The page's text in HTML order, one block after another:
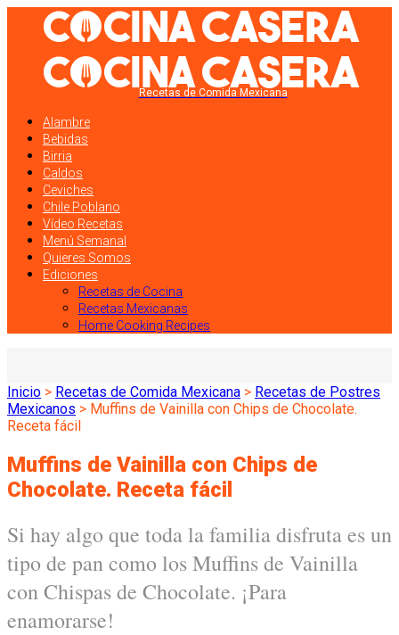
Recetas de Comida Mexicana
Alambre
Bebidas
Birria
Caldos
Ceviches
Chile Poblano
Vídeo Recetas
Menú Semanal
Quieres Somos
Ediciones
Recetas de Cocina
Recetas Mexicanas
Home Cooking Recipes
Inicio > Recetas de Comida Mexicana > Recetas de Postres
Mexicanos > Muffins de Vainilla con Chips de Chocolate.
Receta fácil
Muffins de Vainilla con Chips de
Chocolate. Receta fácil
Si hay algo que toda la familia disfruta es un
tipo de pan como los Muffins de Vainilla
con Chispas de Chocolate. ¡Para
enamorarse!